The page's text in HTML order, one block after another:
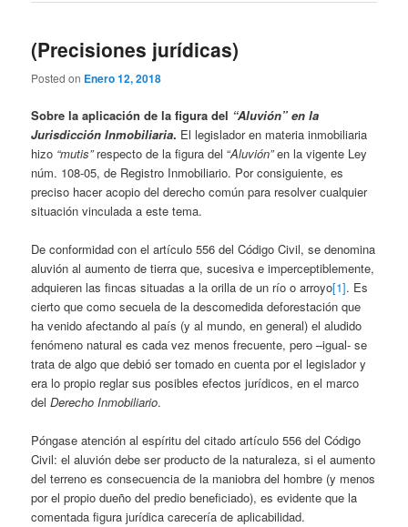
(Precisiones jurídicas)
Posted on Enero 12, 2018
Sobre la aplicación de la figura del “Aluvión” en la
Jurisdicción Inmobiliaria. El legislador en materia inmobiliaria
hizo “mutis”respecto de la figura del “Aluvión”en la vigente Ley
núm. 108-05, de Registro Inmobiliario. Por consiguiente, es
preciso hacer acopio del derecho común para resolver cualquier
situación vinculada a este tema.
De conformidad con el artículo 556 del Código Civil, se denomina
aluvión al aumento de tierra que, sucesiva e imperceptiblemente,
adquieren las fincas situadas a la orilla de un río o arroyo[1]. Es
cierto que como secuela de la descomedida deforestación que
ha venido afectando al país (y al mundo, en general) el aludido
fenómeno natural es cada vez menos frecuente, pero –igual- se
trata de algo que debió ser tomado en cuenta por el legislador y
era lo propio reglar sus posibles efectos jurídicos, en el marco
delDerecho Inmobiliario.
Póngase atención al espíritu del citado artículo 556 del Código
Civil: el aluvión debe ser producto de la naturaleza, si el aumento
del terreno es consecuencia de la maniobra del hombre (y menos
por el propio dueño del predio beneficiado), es evidente que la
comentada figura jurídica carecería de aplicabilidad.